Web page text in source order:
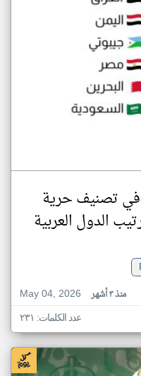
في تصنيف حرية
الدول العربية
May 04, 2026
منذ ٣ أشهر
عدد الكلمات: ٢٣١